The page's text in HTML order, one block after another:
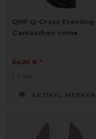
QHP Q-Cross Eventing
Gamaschen vorne
54,95 € *
1 Paar
ARTIKEL MERKEN